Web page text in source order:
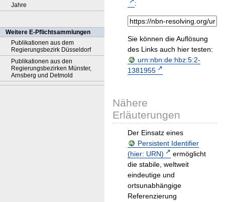
Jahre
Weitere E-Pflichtsammlungen
Publikationen aus dem
Regierungsbezirk Düsseldorf
Publikationen aus den
Regierungsbezirken Münster,
Arnsberg und Detmold
:
Sie können die Auflösung
des Links auch hier testen:
urn:nbn:de:hbz:5:2-
1381955
Nähere
Erläuterungen
Der Einsatz eines
Persistent Identifier
(hier: URN)
ermöglicht
die stabile, weltweit
eindeutige und
ortsunabhängige
Referenzierung